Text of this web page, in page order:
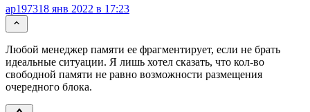
ap197318 янв 2022 в 17:23
Любой менеджер памяти ее фрагментирует, если не брать
идеальные ситуации. Я лишь хотел сказать, что кол-во
свободной памяти не равно возможности размещения
очередного блока.